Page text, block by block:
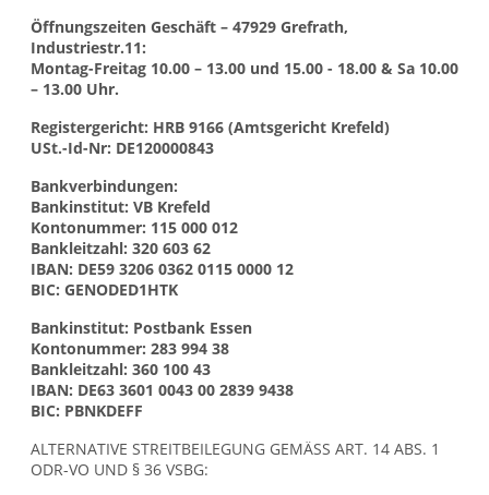
Öffnungszeiten Geschäft – 47929 Grefrath,
Industriestr.11:
Montag-Freitag 10.00 – 13.00 und 15.00 - 18.00 & Sa 10.00
– 13.00 Uhr.
Registergericht: HRB 9166 (Amtsgericht Krefeld)
USt.-Id-Nr: DE120000843
Bankverbindungen:
Bankinstitut: VB Krefeld
Kontonummer: 115 000 012
Bankleitzahl: 320 603 62
IBAN: DE59 3206 0362 0115 0000 12
BIC: GENODED1HTK
Bankinstitut: Postbank Essen
Kontonummer: 283 994 38
Bankleitzahl: 360 100 43
IBAN: DE63 3601 0043 00 2839 9438
BIC: PBNKDEFF
ALTERNATIVE STREITBEILEGUNG GEMÄSS ART. 14 ABS. 1
ODR-VO UND § 36 VSBG: